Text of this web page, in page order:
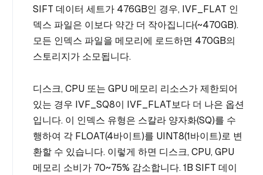
SIFT 데이터 세트가 476GB인 경우, IVF_FLAT 인
덱스 파일은 이보다 약간 더 작아집니다(~470GB).
모든 인덱스 파일을 메모리에 로드하면 470GB의
스토리지가 소모됩니다.
디스크, CPU 또는 GPU 메모리 리소스가 제한되어
있는 경우 IVF_SQ8이 IVF_FLAT보다 더 나은 옵션
입니다. 이 인덱스 유형은 스칼라 양자화(SQ)를 수
행하여 각 FLOAT(4바이트)를 UINT8(1바이트)로 변
환할 수 있습니다. 이렇게 하면 디스크, CPU, GPU
메모리 소비가 70~75% 감소합니다. 1B SIFT 데이